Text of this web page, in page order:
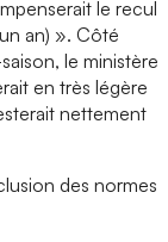
le recul
an) ». Côté
le ministère
en très légère
nettement
des normes